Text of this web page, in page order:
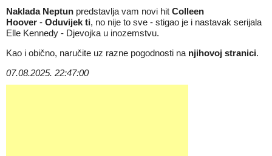
Naklada Neptun predstavlja vam novi hit Colleen
Hoover - Oduvijek ti, no nije to sve - stigao je i nastavak serijala
Elle Kennedy - Djevojka u inozemstvu.
Kao i obično, naručite uz razne pogodnosti na njihovoj stranici.
07.08.2025. 22:47:00